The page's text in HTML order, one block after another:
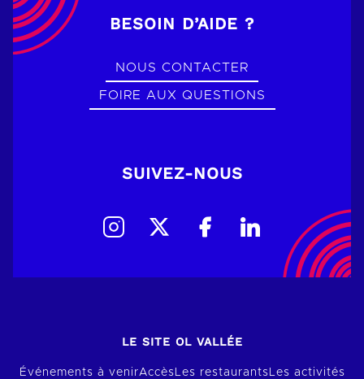
BESOIN D’AIDE ?
NOUS CONTACTER
FOIRE AUX QUESTIONS
SUIVEZ-NOUS
LE SITE OL VALLÉE
Événements à venirAccèsLes restaurantsLes activités